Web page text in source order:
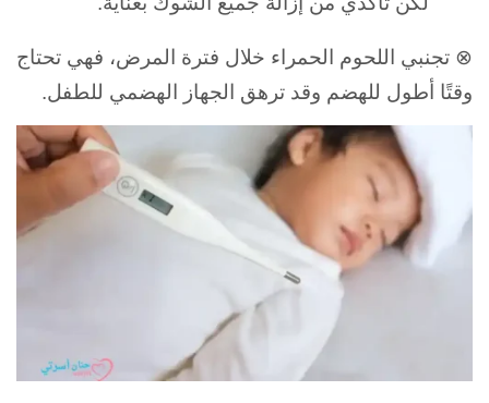
⊗ تجنبي اللحوم الحمراء خلال فترة المرض، فهي تحتاج
وقتًا أطول للهضم وقد ترهق الجهاز الهضمي للطفل.